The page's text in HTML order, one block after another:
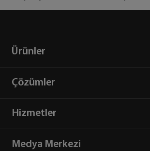
Ürünler
Çözümler
Hizmetler
Medya Merkezi